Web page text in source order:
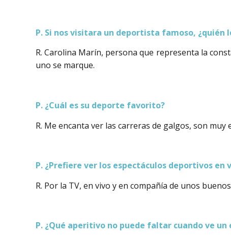
P. Si nos visitara un deportista famoso, ¿quién
R. Carolina Marín, persona que representa la
uno se marque.
P. ¿Cuál es su deporte favorito?
R. Me encanta ver las carreras de galgos, son muy
P. ¿Prefiere ver los espectáculos deportivos en
R. Por la TV, en vivo y en compañía de unos
P. ¿Qué aperitivo no puede faltar cuando ve